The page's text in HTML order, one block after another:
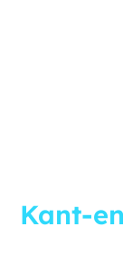
Kant-